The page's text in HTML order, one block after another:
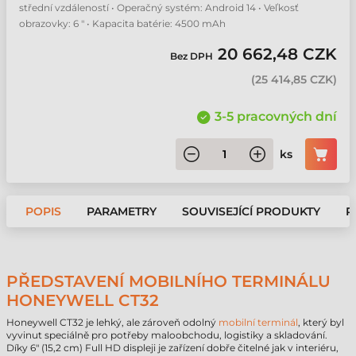
střední vzdáleností • Operačný systém: Android 14 • Veľkosť
obrazovky: 6 " • Kapacita batérie: 4500 mAh
Bez DPH 20 662,48 CZK
(25 414,85 CZK)
3-5 pracovných dní
ks
POPIS PARAMETRY SOUVISEJÍCÍ PRODUKTY
PŘEDSTAVENÍ MOBILNÍHO TERMINÁLU
HONEYWELL CT32
Honeywell CT32 je lehký, ale zároveň odolný mobilní terminál, který byl
vyvinut speciálně pro potřeby maloobchodu, logistiky a skladování.
Díky 6" (15,2 cm) Full HD displeji je zařízení dobře čitelné jak v interiéru,